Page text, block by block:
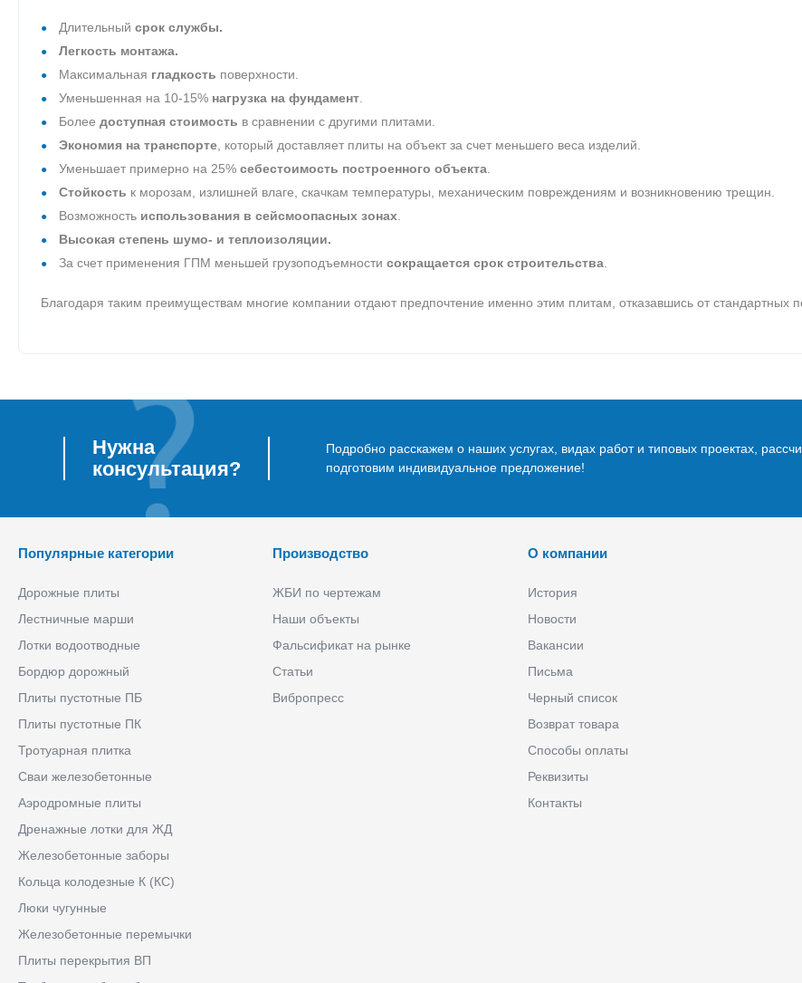
Длительный срок службы.
Легкость монтажа.
Максимальная гладкость поверхности.
Уменьшенная на 10-15% нагрузка на фундамент
Более доступная стоимость в сравнении с другими плитами.
Экономия на транспорте , который доставляет плиты на объект за счет меньшего веса изделий.
Уменьшает примерно на 25% себестоимость построенного объекта
Стойкость к морозам, излишней влаге, скачкам температуры, механическим повреждениям и возникновению трещин.
Возможность использования в сейсмоопасных зонах
Высокая степень шумо- и теплоизоляции.
За счет применения ГПМ меньшей грузоподъемности сокращается срок строительства
Благодаря таким преимуществам многие компании отдают предпочтение именно этим плитам, отказавшись от стандартных
Нужна
консультация?
Подробно расскажем о наших услугах, видах работ и типовых проектах,
подготовим индивидуальное предложение!
Популярные категории
Дорожные плиты
Лестничные марши
Лотки водоотводные
Бордюр дорожный
Плиты пустотные ПБ
Плиты пустотные ПК
Тротуарная плитка
Сваи железобетонные
Аэродромные плиты
Дренажные лотки для ЖД
Железобетонные заборы
Кольца колодезные К (КС)
Люки чугунные
Железобетонные перемычки
Плиты перекрытия ВП
Производство
ЖБИ по чертежам
Наши объекты
Фальсификат на рынке
Статьи
Вибропресс
О компании
История
Новости
Вакансии
Письма
Черный список
Возврат товара
Способы оплаты
Реквизиты
Контакты